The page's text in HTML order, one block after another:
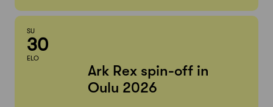
SU
30
ELO
Ark Rex spin-off in
Oulu 2026